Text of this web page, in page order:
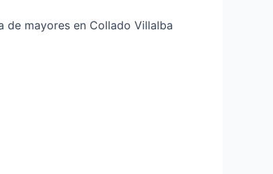
de mayores en Collado Villalba